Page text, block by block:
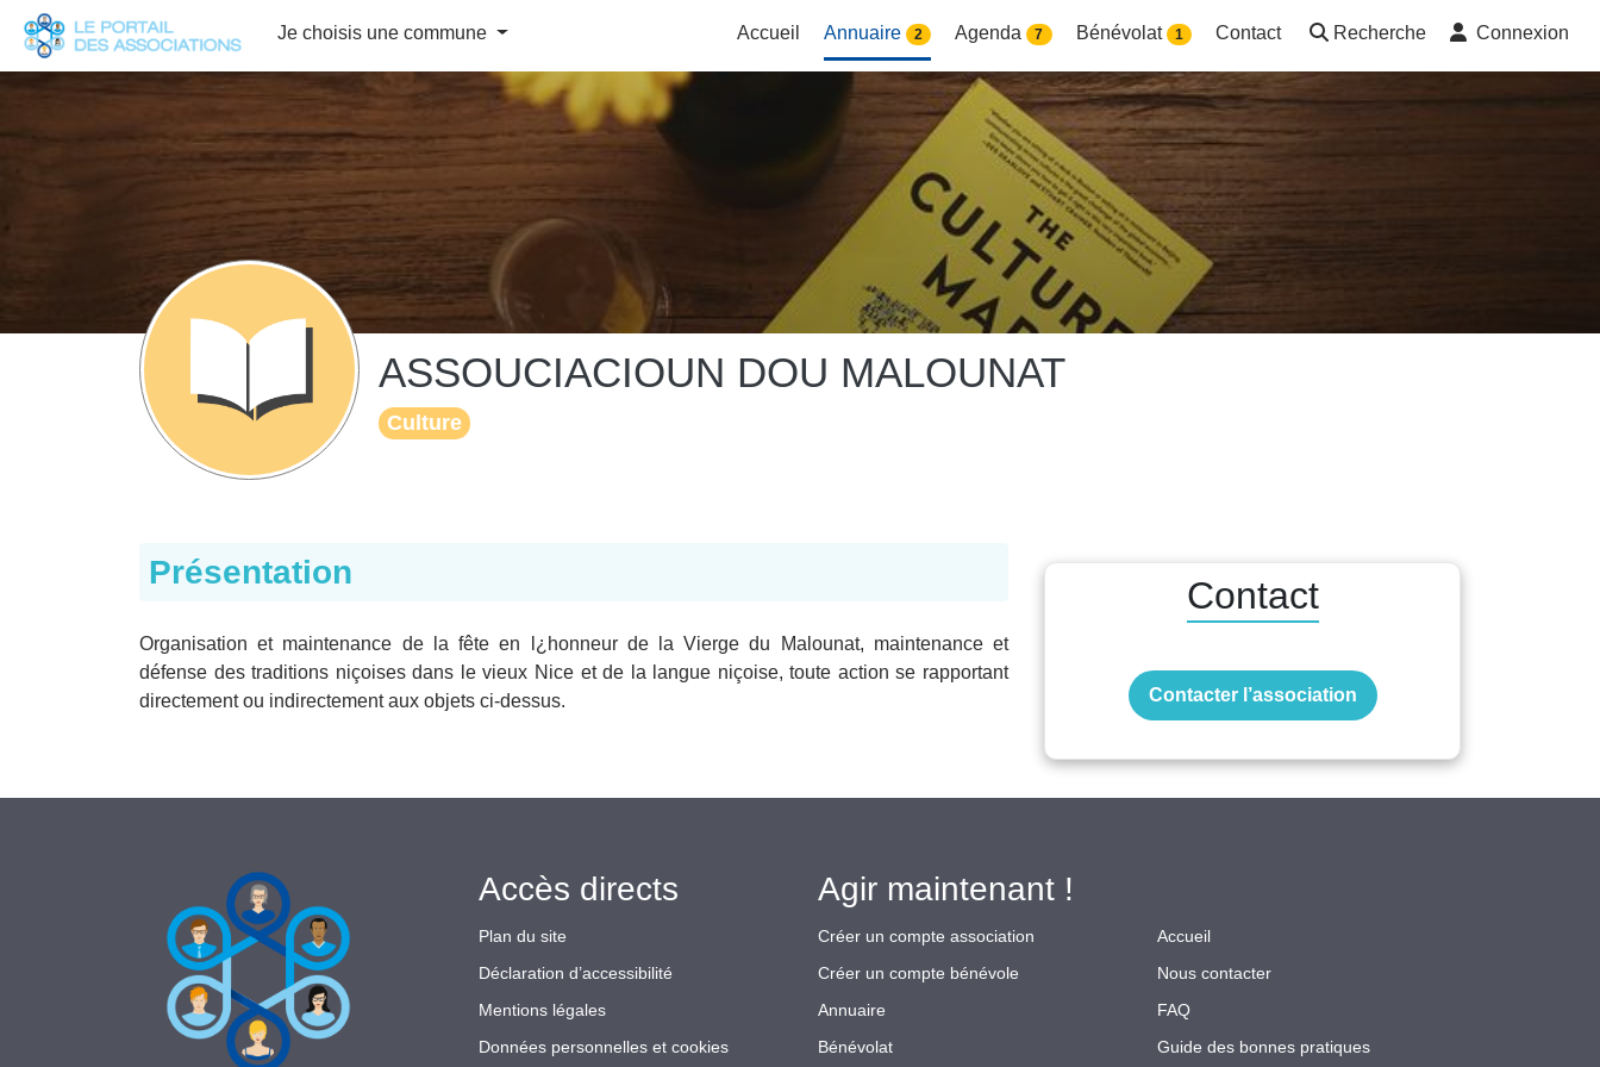
Je choisis une commune Accueil Annuaire 2 Agenda 7 Bénévolat 1 Contact Recherche Connexion
ASSOUCIACIOUN DOU MALOUNAT
Culture
Présentation
Organisation et maintenance de la fête en l¿honneur de la Vierge du Malounat, maintenance et
défense des traditions niçoises dans le vieux Nice et de la langue niçoise, toute action se rapportant
directement ou indirectement aux objets ci-dessus.
Contact
Contacter l’association
Accès directs
Plan du site
Déclaration d’accessibilité
Mentions légales
Données personnelles et cookies
Agir maintenant !
Créer un compte association
Créer un compte bénévole
Annuaire
Bénévolat
Accueil
Nous contacter
FAQ
Guide des bonnes pratiques
Panneau de gestion des cookies